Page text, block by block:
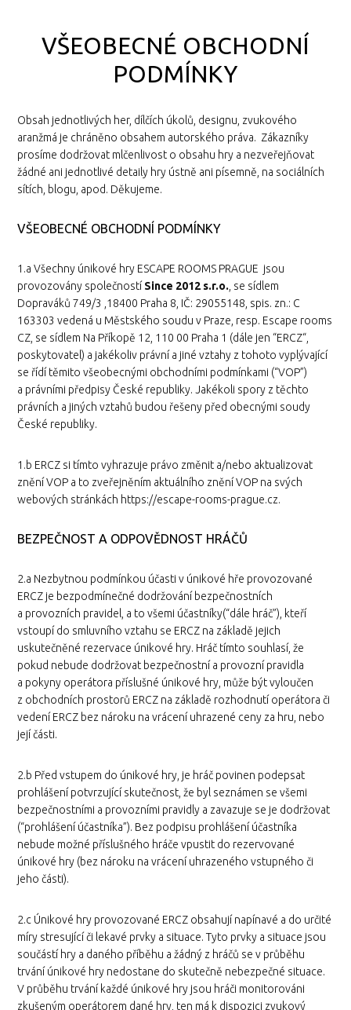
VŠEOBECNÉ OBCHODNÍ
PODMÍNKY
Obsah jednotlivých her, dílčích úkolů, designu, zvukového
aranžmá je chráněno obsahem autorského práva. Zákazníky
prosíme dodržovat mlčenlivost o obsahu hry a nezveřejňovat
žádné ani jednotlivé detaily hry ústně ani písemně, na sociálních
sítích, blogu, apod. Děkujeme.
VŠEOBECNÉ OBCHODNÍ PODMÍNKY
1.a Všechny únikové hry ESCAPE ROOMS PRAGUE jsou
provozovány společností Since 2012 s.r.o. , se sídlem
Dopraváků 749/3 ,18400 Praha 8, IČ: 29055148, spis. zn.: C
163303 vedená u Městského soudu v Praze, resp. Escape rooms
CZ, se sídlem Na Příkopě 12, 110 00 Praha 1 (dále jen “ERCZ“,
poskytovatel) a jakékoliv právní a jiné vztahy z tohoto vyplývající
se řídí těmito všeobecnými obchodními podmínkami (“VOP”)
a právními předpisy České republiky. Jakékoli spory z těchto
právních a jiných vztahů budou řešeny před obecnými soudy
České republiky.
1.b ERCZ si tímto vyhrazuje právo změnit a/nebo aktualizovat
znění VOP a to zveřejněním aktuálního znění VOP na svých
webových stránkách https://escape-rooms-prague.cz.
BEZPEČNOST A ODPOVĚDNOST HRÁČŮ
2.a Nezbytnou podmínkou účasti v únikové hře provozované
ERCZ je bezpodmínečné dodržování bezpečnostních
a provozních pravidel, a to všemi účastníky(“dále hráč”), kteří
vstoupí do smluvního vztahu se ERCZ na základě jejich
uskutečněné rezervace únikové hry. Hráč tímto souhlasí, že
pokud nebude dodržovat bezpečnostní a provozní pravidla
a pokyny operátora příslušné únikové hry, může být vyloučen
z obchodních prostorů ERCZ na základě rozhodnutí operátora či
vedení ERCZ bez nároku na vrácení uhrazené ceny za hru, nebo
její části.
2.b Před vstupem do únikové hry, je hráč povinen podepsat
prohlášení potvrzující skutečnost, že byl seznámen se všemi
bezpečnostními a provozními pravidly a zavazuje se je dodržovat
(“prohlášení účastníka”). Bez podpisu prohlášení účastníka
nebude možné příslušného hráče vpustit do rezervované
únikové hry (bez nároku na vrácení uhrazeného vstupného či
jeho části).
2.c Únikové hry provozované ERCZ obsahují napínavé a do určité
míry stresující či lekavé prvky a situace. Tyto prvky a situace jsou
součástí hry a daného příběhu a žádný z hráčů se v průběhu
trvání únikové hry nedostane do skutečně nebezpečné situace.
V průběhu trvání každé únikové hry jsou hráči monitorováni
zkušeným operátorem dané hry, ten má k dispozici zvukový